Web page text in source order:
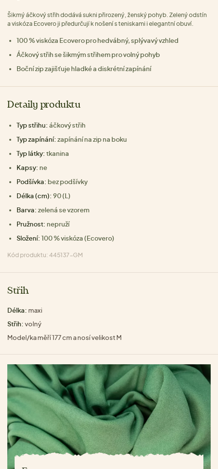
Šikmý áčkový střih dodává sukni přirozený, ženský pohyb. Zelený odstín
a viskóza Ecovero ji předurčují k nošení s teniskami i elegantní obuví.
100 % viskóza Ecovero pro hedvábný, splývavý vzhled
Áčkový střih se šikmým střihem pro volný pohyb
Boční zip zajišťuje hladké a diskrétní zapínání
Detaily produktu
Typ střihu: áčkový střih
Typ zapínání: zapínání na zip na boku
Typ látky: tkanina
Kapsy: ne
Podšívka: bez podšívky
Délka (cm): 90 (L)
Barva: zelená se vzorem
Pružnost: nepruží
Složení: 100 % viskóza (Ecovero)
Kód produktu: 445137-GM
Střih
Délka: maxi
Střih: volný
Model/ka měří 177 cm a nosí velikost M